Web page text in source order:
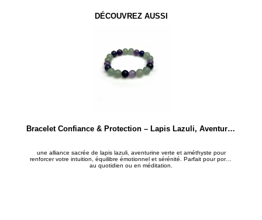
DÉCOUVREZ AUSSI
Bracelet Confiance & Protection – Lapis Lazuli, Aventurine & Améthyste
une alliance sacrée de lapis lazuli, aventurine verte et améthyste pour
renforcer votre intuition, équilibre émotionnel et sérénité. Parfait pour porter
au quotidien ou en méditation.